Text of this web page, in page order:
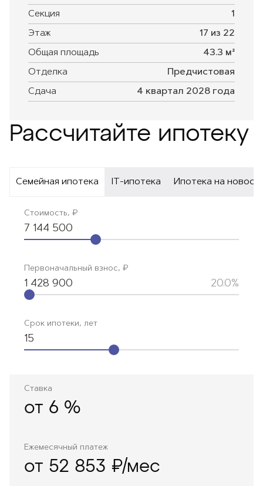
Секция 1
Этаж 17 из 22
Общая площадь 43.3 м²
Отделка Предчистовая
Сдача 4 квартал 2028 года
Рассчитайте ипотеку
Семейная ипотека IT-ипотека Ипотека на
Стоимость, ₽
7 144 500
Первоначальный взнос, ₽
1 428 900 20.0%
Срок ипотеки, лет
15
Ежемесячный платеж
от 52 853 ₽/мес
Ставка
от 6 %